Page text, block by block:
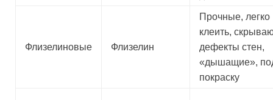
Флизелиновые Флизелин
Прочные, легко
клеить,
дефекты стен,
«дышащие»,
покраску